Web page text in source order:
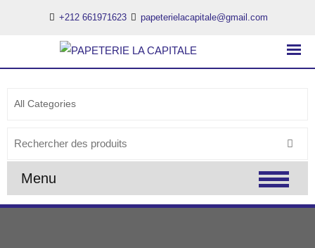
+212 661971623 papeterielacapitale@gmail.com
PAPETERIE LA CAPITALE
..:: PAPETERIE LA CAPITALE ::..
Menu